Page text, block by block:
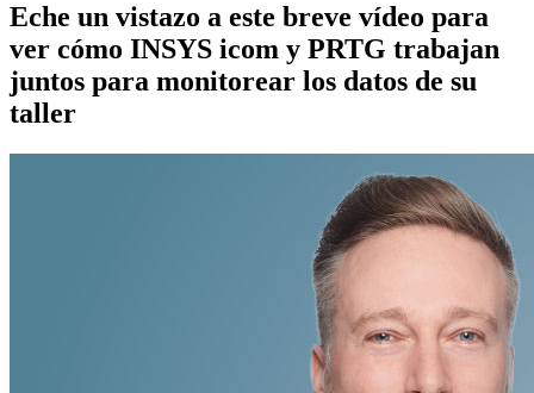
Eche un vistazo a este breve vídeo para
ver cómo INSYS icom y PRTG trabajan
juntos para monitorear los datos de su
taller